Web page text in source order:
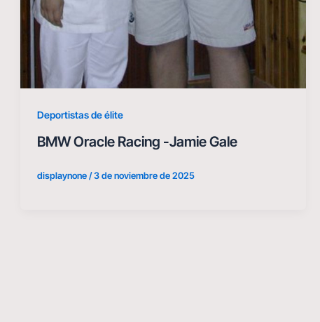
Deportistas de élite
BMW Oracle Racing -Jamie Gale
displaynone/3 de noviembre de 2025